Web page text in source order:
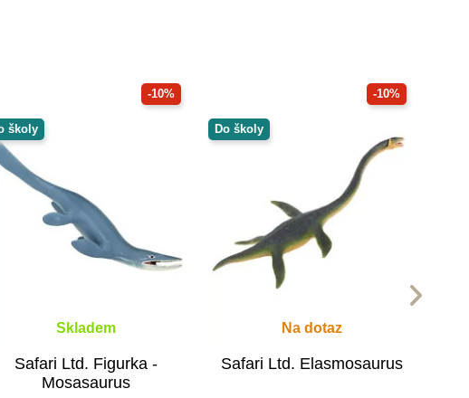
-10%
školy
Skladem
Safari Ltd. Figurka -
Mosasaurus
-10%
Do školy
Na dotaz
Safari Ltd. Elasmosaurus